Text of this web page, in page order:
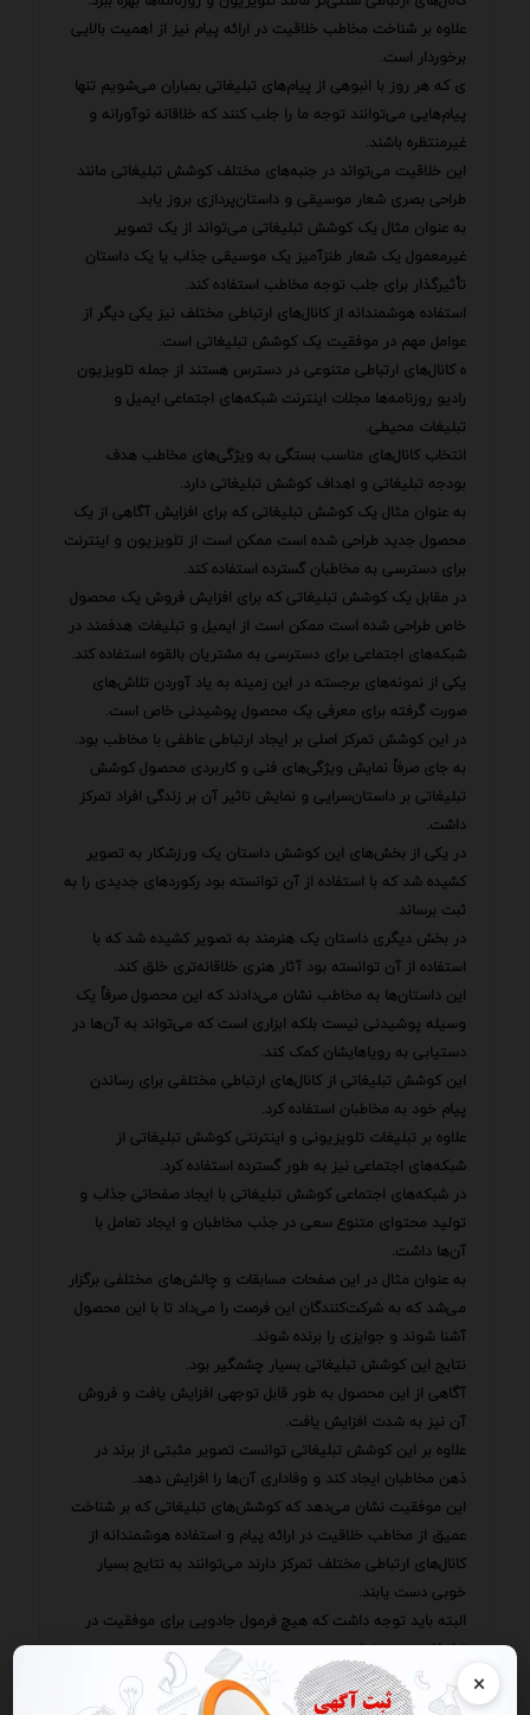
×
علاوه بر شناخت مخاطب خلاقیت در ارائه پیام نیز از اهمیت بالایی
برخوردار است.
ی که هر روز با انبوهی از پیام‌های تبلیغاتی بمباران می‌شویم تنها
پیام‌هایی می‌توانند توجه ما را جلب کنند که خلاقانه نوآورانه و
غیرمنتظره باشند.
این خلاقیت می‌تواند در جنبه‌های مختلف کوشش تبلیغاتی مانند
طراحی بصری شعار موسیقی و داستان‌پردازی بروز یابد.
به عنوان مثال یک کوشش تبلیغاتی می‌تواند از یک تصویر
غیرمعمول یک شعار طنزآمیز یک موسیقی جذاب یا یک داستان
تأثیرگذار برای جلب توجه مخاطب استفاده کند.
استفاده هوشمندانه از کانال‌های ارتباطی مختلف نیز یکی دیگر از
عوامل مهم در موفقیت یک کوشش تبلیغاتی است.
ه کانال‌های ارتباطی متنوعی در دسترس هستند از جمله تلویزیون
رادیو روزنامه‌ها مجلات اینترنت شبکه‌های اجتماعی ایمیل و
تبلیغات محیطی.
انتخاب کانال‌های مناسب بستگی به ویژگی‌های مخاطب هدف
بودجه تبلیغاتی و اهداف کوشش تبلیغاتی دارد.
به عنوان مثال یک کوشش تبلیغاتی که برای افزایش آگاهی از یک
محصول جدید طراحی شده است ممکن است از تلویزیون و اینترنت
برای دسترسی به مخاطبان گسترده استفاده کند.
در مقابل یک کوشش تبلیغاتی که برای افزایش فروش یک محصول
خاص طراحی شده است ممکن است از ایمیل و تبلیغات هدفمند در
شبکه‌های اجتماعی برای دسترسی به مشتریان بالقوه استفاده کند.
یکی از نمونه‌های برجسته در این زمینه به یاد آوردن تلاش‌های
صورت گرفته برای معرفی یک محصول پوشیدنی خاص است.
در این کوشش تمرکز اصلی بر ایجاد ارتباطی عاطفی با مخاطب بود.
به جای صرفاً نمایش ویژگی‌های فنی و کاربردی محصول کوشش
تبلیغاتی بر داستان‌سرایی و نمایش تاثیر آن بر زندگی افراد تمرکز
داشت.
در یکی از بخش‌های این کوشش داستان یک ورزشکار به تصویر
کشیده شد که با استفاده از آن توانسته بود رکوردهای جدیدی را به
ثبت برساند.
در بخش دیگری داستان یک هنرمند به تصویر کشیده شد که با
استفاده از آن توانسته بود آثار هنری خلاقانه‌تری خلق کند.
این داستان‌ها به مخاطب نشان می‌دادند که این محصول صرفاً یک
وسیله پوشیدنی نیست بلکه ابزاری است که می‌تواند به آن‌ها در
دستیابی به رویاهایشان کمک کند.
این کوشش تبلیغاتی از کانال‌های ارتباطی مختلفی برای رساندن
پیام خود به مخاطبان استفاده کرد.
علاوه بر تبلیغات تلویزیونی و اینترنتی کوشش تبلیغاتی از
شبکه‌های اجتماعی نیز به طور گسترده استفاده کرد.
در شبکه‌های اجتماعی کوشش تبلیغاتی با ایجاد صفحاتی جذاب و
تولید محتوای متنوع سعی در جذب مخاطبان و ایجاد تعامل با
آن‌ها داشت.
به عنوان مثال در این صفحات مسابقات و چالش‌های مختلفی برگزار
می‌شد که به شرکت‌کنندگان این فرصت را می‌داد تا با این محصول
آشنا شوند و جوایزی را برنده شوند.
نتایج این کوشش تبلیغاتی بسیار چشمگیر بود.
آگاهی از این محصول به طور قابل توجهی افزایش یافت و فروش
آن نیز به شدت افزایش یافت.
علاوه بر این کوشش تبلیغاتی توانست تصویر مثبتی از برند در
ذهن مخاطبان ایجاد کند و وفاداری آن‌ها را افزایش دهد.
این موفقیت نشان می‌دهد که کوشش‌های تبلیغاتی که بر شناخت
عمیق از مخاطب خلاقیت در ارائه پیام و استفاده هوشمندانه از
کانال‌های ارتباطی مختلف تمرکز دارند می‌توانند به نتایج بسیار
خوبی دست یابند.
البته باید توجه داشت که هیچ فرمول جادویی برای موفقیت در
تبلیغات وجود ندارد.
هر کوشش تبلیغاتی باید با توجه به شرایط و ویژگی‌های خاص
سازمان یا برند و مخاطب هدف طراحی شود.